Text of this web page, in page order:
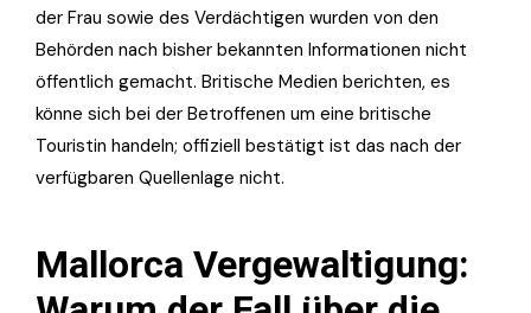
der Frau sowie des Verdächtigen wurden von den
Behörden nach bisher bekannten Informationen nicht
öffentlich gemacht. Britische Medien berichten, es
könne sich bei der Betroffenen um eine britische
Touristin handeln; offiziell bestätigt ist das nach der
verfügbaren Quellenlage nicht.
Mallorca Vergewaltigung: